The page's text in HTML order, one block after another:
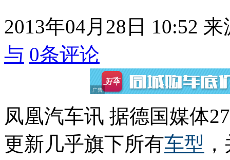
2013年04月28日 10:52 来
与 0条评论
凤凰汽车讯 据德国媒体
更新几乎旗下所有车型